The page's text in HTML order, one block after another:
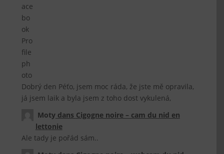
Dobrý den Péťo, jsem moc ráda, že jste mě opravila,
já jsem laik a byla jsem z toho dost vykulená,
Motydans Cigogne noire – cam du nid en
lettonie
Ale tady je pořád sám..